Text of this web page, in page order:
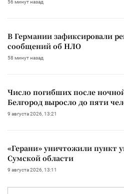
56 минут назад
В Германии зафиксировали
сообщений об НЛО
58 минут назад
Число погибших после
Белгород выросло до пяти
9 августа 2026, 13:21
«Герани» уничтожили пункт
Сумской области
9 августа 2026, 13:11